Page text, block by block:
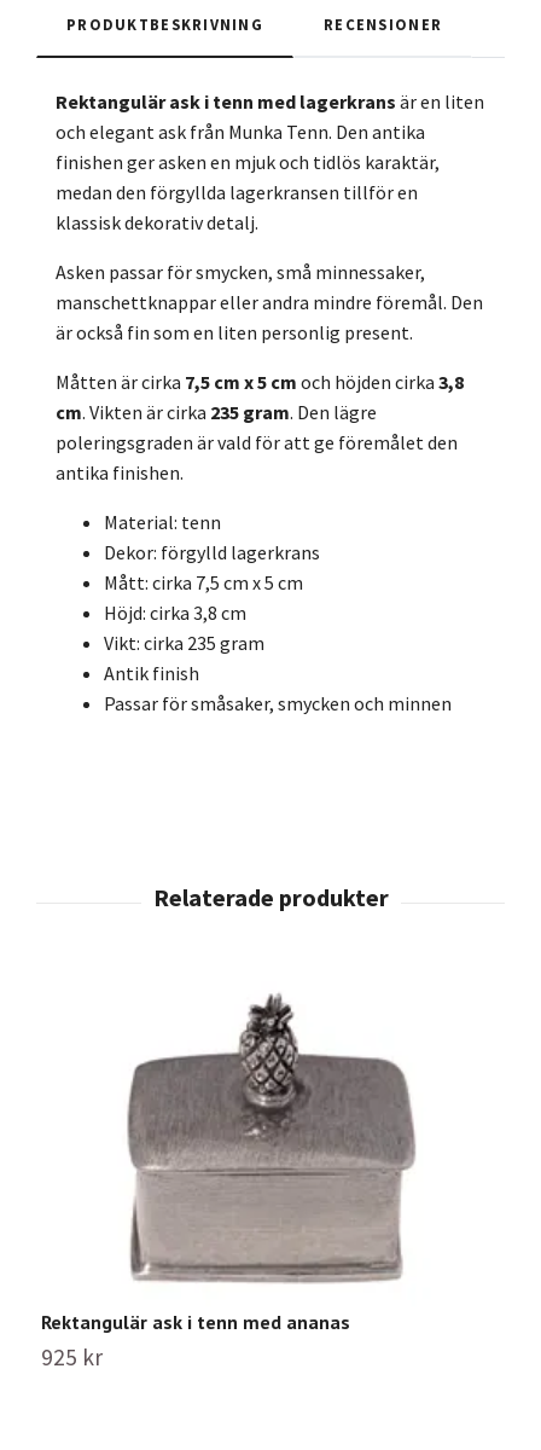
PRODUKTBESKRIVNING RECENSIONER
Rektangulär ask i tenn med lagerkrans är en liten
och elegant ask från Munka Tenn. Den antika
finishen ger asken en mjuk och tidlös karaktär,
medan den förgyllda lagerkransen tillför en
klassisk dekorativ detalj.
Asken passar för smycken, små minnessaker,
manschettknappar eller andra mindre föremål. Den
är också fin som en liten personlig present.
Måtten är cirka 7,5 cm x 5 cm och höjden cirka 3,8
cm. Vikten är cirka 235 gram. Den lägre
poleringsgraden är vald för att ge föremålet den
antika finishen.
Material: tenn
Dekor: förgylld lagerkrans
Mått: cirka 7,5 cm x 5 cm
Höjd: cirka 3,8 cm
Vikt: cirka 235 gram
Antik finish
Passar för småsaker, smycken och minnen
Rektangulär ask i tenn med ananas
925 kr